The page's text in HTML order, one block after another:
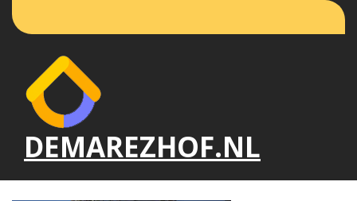
de
DEMAREZHOF.NL